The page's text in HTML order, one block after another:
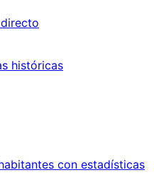
históricas
con estadísticas